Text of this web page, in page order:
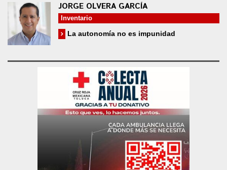
JORGE OLVERA GARCÍA
Inventario
La autonomía no es impunidad